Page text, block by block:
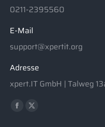
0211-2395560
E-Mail
support@xpertit.org
Adresse
xpert.IT GmbH | Talweg
Finden Sie uns auf:
Facebook
X